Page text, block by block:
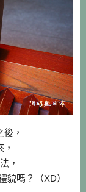
，
，
貌嗎？（XD）